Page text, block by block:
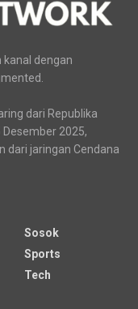
kanal dengan
dari Republika
2025,
dari jaringan Cendana
Sosok
Sports
Tech